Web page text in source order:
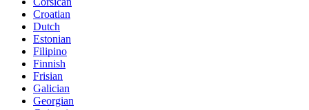
Croatian
Dutch
Estonian
Filipino
Finnish
Frisian
Galician
Georgian